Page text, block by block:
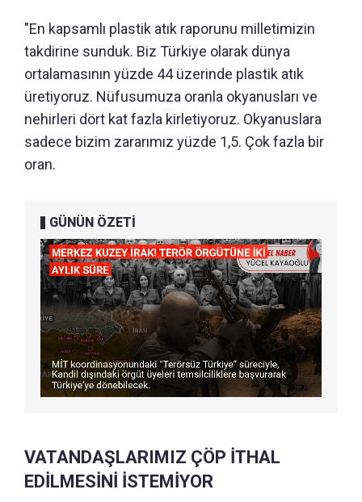
"En kapsamlı plastik atık raporunu milletimizin
takdirine sunduk. Biz Türkiye olarak dünya
ortalamasının yüzde 44 üzerinde plastik atık
üretiyoruz. Nüfusumuza oranla okyanusları ve
nehirleri dört kat fazla kirletiyoruz. Okyanuslara
sadece bizim zararımız yüzde 1,5. Çok fazla bir
oran.
GÜNÜN ÖZETİ
VATANDAŞLARIMIZ ÇÖP İTHAL
EDİLMESİNİ İSTEMİYOR